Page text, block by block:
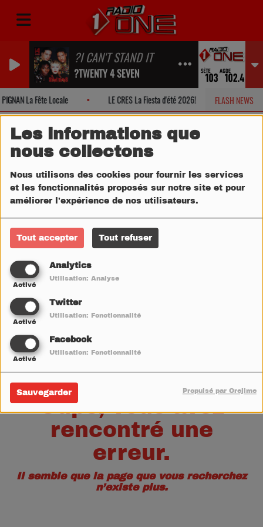
Les informations que
nous collectons
Nous utilisons des cookies pour fournir les services
et les fonctionnalités proposés sur notre site et pour
améliorer l'expérience de nos utilisateurs.
Tout accepter Tout refuser
Analytics
Activé
Utilisation: Analyse
Twitter
Activé
Utilisation: Fonctionnalité
Facebook
Activé
Utilisation: Fonctionnalité
Sauvegarder Propulsé par Orejime
?I CAN'T STAND IT
?TWENTY 4 SEVEN
FLASH NEWS
La Fête Locale LE CRES La Fiesta d'été 2026!
Oups, vous avez
rencontré une
erreur.
Il semble que la page que vous recherchez
n’existe plus.